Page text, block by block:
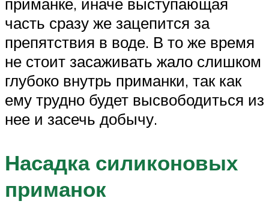
часть сразу же зацепится за
препятствия в воде. В то же время
не стоит засаживать жало слишком
глубоко внутрь приманки, так как
ему трудно будет высвободиться из
нее и засечь добычу.
Насадка силиконовых
приманок